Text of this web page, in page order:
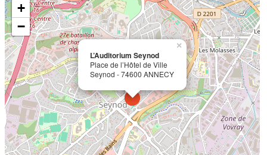
L’Auditorium Seynod
Place de l’Hôtel de Ville
Seynod - 74600 ANNECY
×
+
−